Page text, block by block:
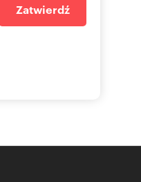
Zatwierdź